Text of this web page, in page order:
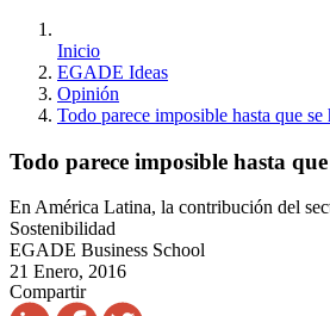
Inicio
EGADE Ideas
Opinión
Todo parece imposible hasta que se
Todo parece imposible hasta que
En América Latina, la contribución del
Sostenibilidad
EGADE Business School
21 Enero, 2016
Compartir